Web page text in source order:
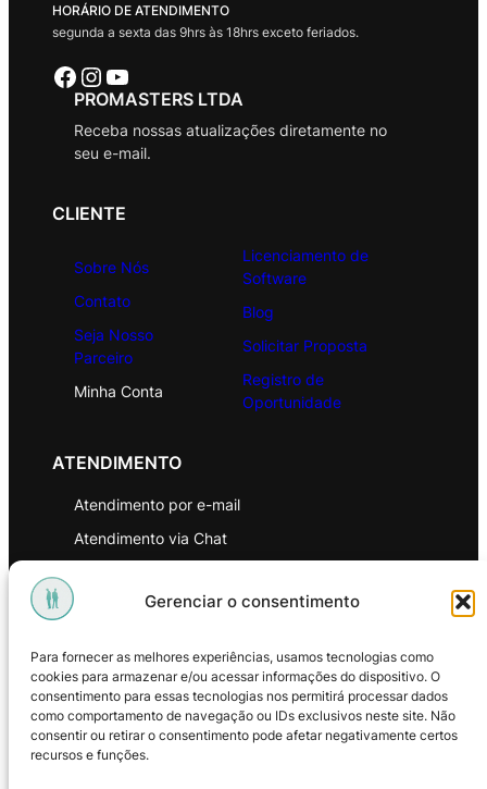
Gerenciar o consentimento
Para fornecer as melhores experiências, usamos tecnologias como
cookies para armazenar e/ou acessar informações do dispositivo. O
consentimento para essas tecnologias nos permitirá processar dados
como comportamento de navegação ou IDs exclusivos neste site. Não
consentir ou retirar o consentimento pode afetar negativamente certos
recursos e funções.
HORÁRIO DE ATENDIMENTO
segunda a sexta das 9hrs às 18hrs exceto feriados.
Facebook Instagram Youtube
PROMASTERS LTDA
Receba nossas atualizações diretamente no
seu e-mail.
CLIENTE
Sobre Nós
Contato
Seja Nosso
Parceiro
Minha Conta
Licenciamento de
Software
Blog
Solicitar Proposta
Registro de
Oportunidade
ATENDIMENTO
Atendimento por e-mail
Atendimento via Chat
Política de Privacidade
Política de Troca e Devoluções
Política de Reembolso